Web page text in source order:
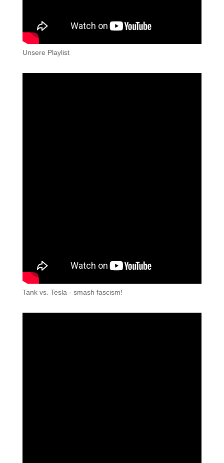
Unsere Playlist
Tank vs. Tesla - smash fascism!